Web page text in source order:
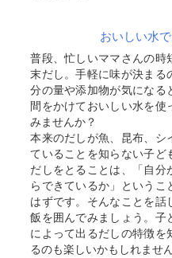
おいしい水
普段、忙しいママさんの時
末だし。手軽に味が決まる
分の量や添加物が気になる
間をかけておいしい水を
みませんか？
本来のだしが魚、昆布、シ
ていることを知らない子ど
だしをとることは、「自
らできているか」という
はずです。そんなことを
飯を囲んでみましょう。子
によって出るだしの特徴
るのも楽しいかもしれません